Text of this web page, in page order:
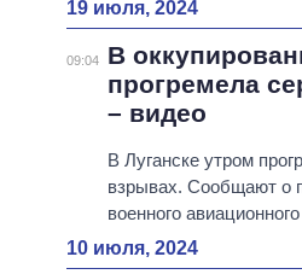
19 июля, 2024
09:04
В
прогремела
– видео
В Луганске утром
взрывах. Сообщают о
военного
10 июля, 2024